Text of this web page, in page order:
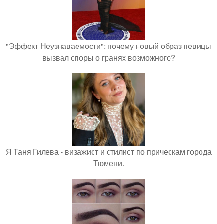
"Эффект Неузнаваемости": почему новый образ певицы
вызвал споры о гранях возможного?
Я Таня Гилева - визажист и стилист по прическам города
Тюмени.